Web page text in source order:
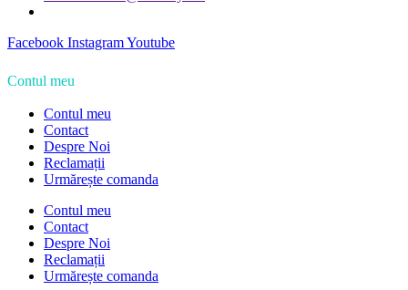
Facebook InstagramYoutube
Contul meu
Contul meu
Contact
Despre Noi
Reclamații
Urmărește comanda
Contul meu
Contact
Despre Noi
Reclamații
Urmărește comanda